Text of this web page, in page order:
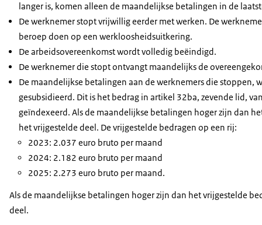
langer is, komen alleen de maandelijkse betalingen in de
De werknemer stopt vrijwillig eerder met werken. De
beroep doen op een werkloosheidsuitkering.
De arbeidsovereenkomst wordt volledig beëindigd.
De werknemer die stopt ontvangt maandelijks de
De maandelijkse betalingen aan de werknemers die stoppen,
gesubsidieerd. Dit is het bedrag in artikel 32ba, zevende lid,
geïndexeerd. Als de maandelijkse betalingen hoger zijn dan
het vrijgestelde deel. De vrijgestelde bedragen op een rij:
2023: 2.037 euro bruto per maand
2024: 2.182 euro bruto per maand
2025: 2.273 euro bruto per maand.
Als de maandelijkse betalingen hoger zijn dan het vrijgestelde
deel.